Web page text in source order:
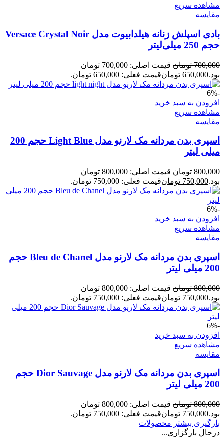
مشاهده سریع
مقایسه
بادی اسپلش زنانه هیلدابیوت مدل Versace Crystal Noir
حجم 250 میلی‌لیتر
700,000 تومان
قیمت اصلی: 700,000 تومان
بود.650,000 تومانقیمت فعلی: 650,000 تومان.
-6%
افزودن به سبد خرید
مشاهده سریع
مقایسه
اسپری بدن مردانه مک لارنو مدل Light Blue حجم 200
میلی لیتر
800,000 تومان
قیمت اصلی: 800,000 تومان
بود.750,000 تومانقیمت فعلی: 750,000 تومان.
-6%
افزودن به سبد خرید
مشاهده سریع
مقایسه
اسپری بدن مردانه مک لارنو مدل Bleu de Chanel حجم
200 میلی لیتر
800,000 تومان
قیمت اصلی: 800,000 تومان
بود.750,000 تومانقیمت فعلی: 750,000 تومان.
-6%
افزودن به سبد خرید
مشاهده سریع
مقایسه
اسپری بدن مردانه مک لارنو مدل Dior Sauvage حجم
200 میلی لیتر
800,000 تومان
قیمت اصلی: 800,000 تومان
بود.750,000 تومانقیمت فعلی: 750,000 تومان.
بارگیری بیشتر محصولات
درحال بارگزاری...